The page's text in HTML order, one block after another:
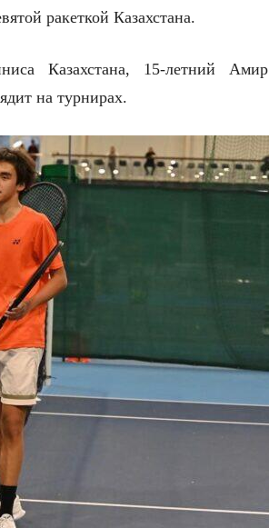
ракеткой Казахстана.
Казахстана, 15-летний Амир
на турнирах.